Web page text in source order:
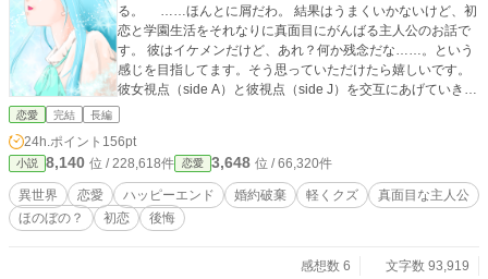
る。 ……ほんとに屑だわ。 結果はうまくいかないけど、初
恋と学園生活をそれなりに真面目にがんばる主人公のお話で
す。 彼はイケメンだけど、あれ？何か残念だな……。という
感じを目指してます。そう思っていただけたら嬉しいです。
彼女視点（side A）と彼視点（side J）を交互にあげていきま
す。
恋愛 完結 長編
24h.ポイント 156pt
小説 8,140 位 / 228,618件 恋愛 3,648 位 / 66,320件
異世界 恋愛 ハッピーエンド 婚約破棄 軽くクズ
真面目な主人公
ほのぼの？
初恋 後悔
感想数 6
文字数 93,919